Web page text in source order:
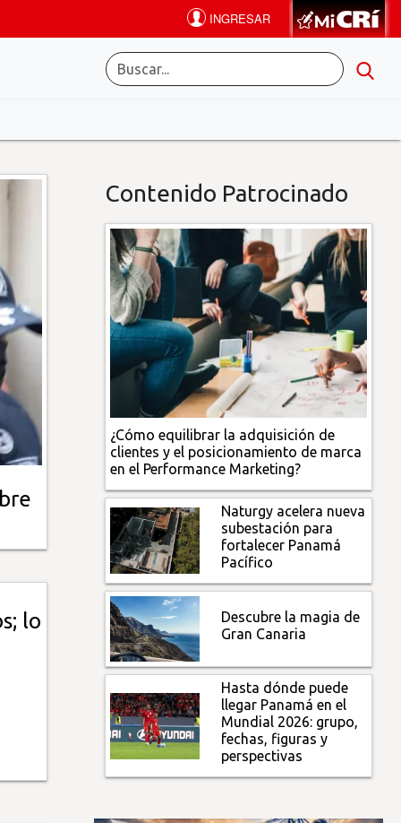
lo
Contenido Patrocinado
¿Cómo equilibrar la adquisición de
clientes y el posicionamiento de marca
en el Performance Marketing?
Naturgy acelera nueva
subestación para
fortalecer Panamá
Pacífico
Descubre la magia de
Gran Canaria
Hasta dónde puede
llegar Panamá en el
Mundial 2026: grupo,
fechas, figuras y
perspectivas